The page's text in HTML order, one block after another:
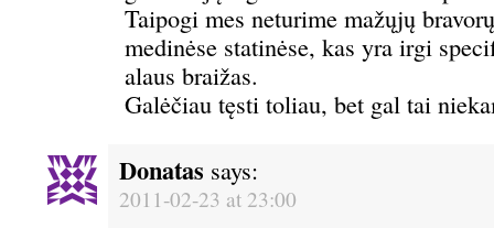
Taipogi mes neturime mažųjų
medinėse statinėse, kas yra irgi
alaus braižas.
Galėčiau tęsti toliau, bet gal tai
Donatas says:
2011-02-23 at 23:00